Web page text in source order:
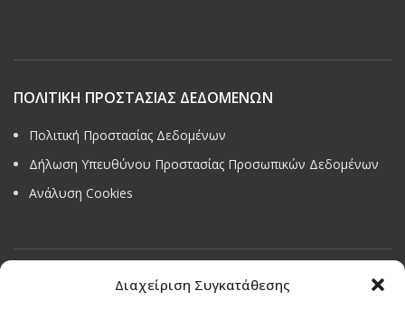
Διαχείριση Συγκατάθεσης
ΠΟΛΙΤΙΚΗ ΠΡΟΣΤΑΣΙΑΣ ΔΕΔΟΜΕΝΩΝ
Πολιτική Προστασίας Δεδομένων
Δήλωση Υπευθύνου Προστασίας Προσωπικών Δεδομένων
Ανάλυση Cookies
Όροι & προϋποθέσεις διαγωνισμού